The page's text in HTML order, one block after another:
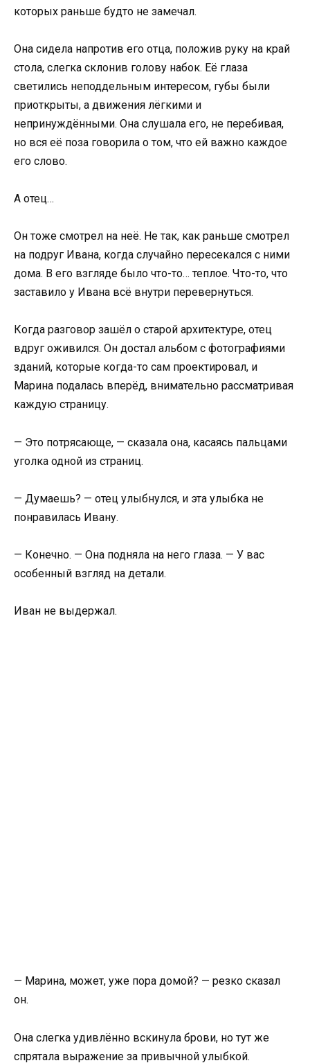
которых раньше будто не замечал.
Она сидела напротив его отца, положив руку на край
стола, слегка склонив голову набок. Её глаза
светились неподдельным интересом, губы были
приоткрыты, а движения лёгкими и
непринуждёнными. Она слушала его, не перебивая,
но вся её поза говорила о том, что ей важно каждое
его слово.
А отец…
Он тоже смотрел на неё. Не так, как раньше смотрел
на подруг Ивана, когда случайно пересекался с ними
дома. В его взгляде было что-то… теплое. Что-то, что
заставило у Ивана всё внутри перевернуться.
Когда разговор зашёл о старой архитектуре, отец
вдруг оживился. Он достал альбом с фотографиями
зданий, которые когда-то сам проектировал, и
Марина подалась вперёд, внимательно рассматривая
каждую страницу.
— Это потрясающе, — сказала она, касаясь пальцами
уголка одной из страниц.
— Думаешь? — отец улыбнулся, и эта улыбка не
понравилась Ивану.
— Конечно. — Она подняла на него глаза. — У вас
особенный взгляд на детали.
Иван не выдержал.
— Марина, может, уже пора домой? — резко сказал
он.
Она слегка удивлённо вскинула брови, но тут же
спрятала выражение за привычной улыбкой.